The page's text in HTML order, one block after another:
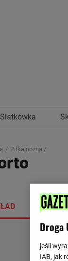
Siatkówka
Piłka nożna /
Droga
jeśli
IAB, jak